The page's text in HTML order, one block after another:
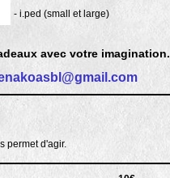
- i.ped (small et large)
avec votre imagination.
permet d'agir.